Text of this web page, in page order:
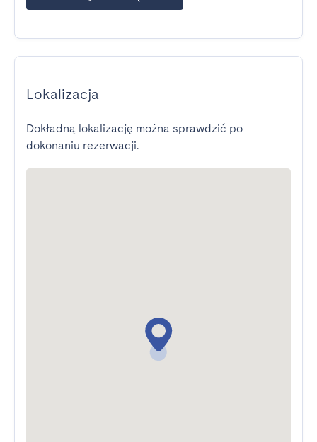
Lokalizacja
Dokładną lokalizację można sprawdzić po
dokonaniu rezerwacji.